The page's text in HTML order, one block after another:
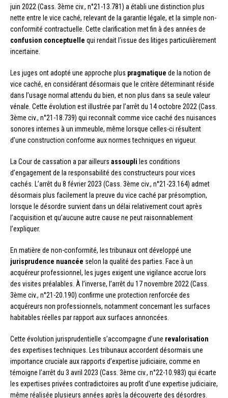
juin 2022 (Cass. 3ème civ., n°21-13.781) a établi une distinction plus
nette entre le vice caché, relevant de la garantie légale, et la simple non-
conformité contractuelle. Cette clarification met fin à des années de
confusion conceptuelle qui rendait l’issue des litiges particulièrement
incertaine.
Les juges ont adopté une approche plus pragmatique de la notion de
vice caché, en considérant désormais que le critère déterminant réside
dans l’usage normal attendu du bien, et non plus dans sa seule valeur
vénale. Cette évolution est illustrée par l’arrêt du 14 octobre 2022 (Cass.
3ème civ., n°21-18.739) qui reconnaît comme vice caché des nuisances
sonores internes à un immeuble, même lorsque celles-ci résultent
d’une construction conforme aux normes techniques en vigueur.
La Cour de cassation a par ailleurs assoupli les conditions
d’engagement de la responsabilité des constructeurs pour vices
cachés. L’arrêt du 8 février 2023 (Cass. 3ème civ., n°21-23.164) admet
désormais plus facilement la preuve du vice caché par présomption,
lorsque le désordre survient dans un délai relativement court après
l’acquisition et qu’aucune autre cause ne peut raisonnablement
l’expliquer.
En matière de non-conformité, les tribunaux ont développé une
jurisprudence nuancée selon la qualité des parties. Face à un
acquéreur professionnel, les juges exigent une vigilance accrue lors
des visites préalables. À l’inverse, l’arrêt du 17 novembre 2022 (Cass.
3ème civ., n°21-20.190) confirme une protection renforcée des
acquéreurs non professionnels, notamment concernant les surfaces
habitables réelles par rapport aux surfaces annoncées.
Cette évolution jurisprudentielle s’accompagne d’une revalorisation
des expertises techniques. Les tribunaux accordent désormais une
importance cruciale aux rapports d’expertise judiciaire, comme en
témoigne l’arrêt du 3 avril 2023 (Cass. 3ème civ., n°22-10.983) qui écarte
les expertises privées contradictoires au profit d’une expertise judiciaire,
même réalisée plusieurs années après la découverte des désordres.